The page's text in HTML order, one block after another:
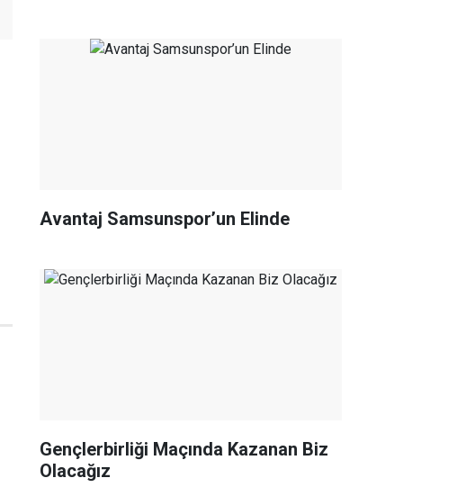
Avantaj Samsunspor’un Elinde
Gençlerbirliği Maçında Kazanan Biz
Olacağız